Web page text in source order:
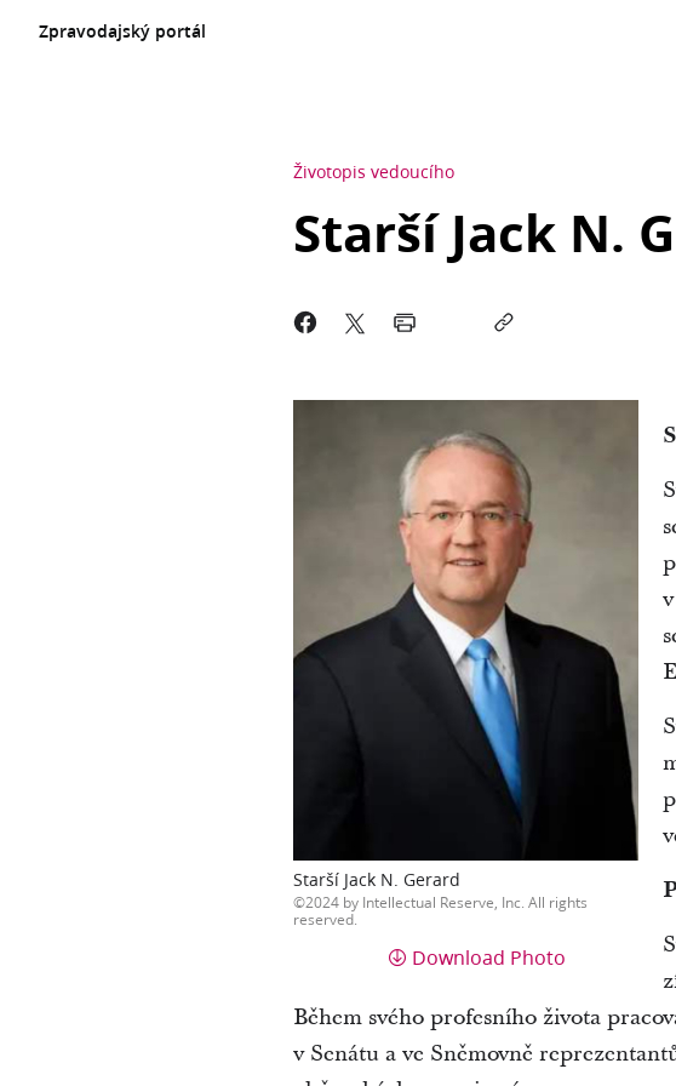
Zpravodajský portál
Životopis vedoucího
Starší Jack N.
Starší Jack N. Gerard
2024 by Intellectual Reserve, Inc. All rights
reserved.
Download Photo
Během svého profesního života
v Senátu a ve Sněmovně